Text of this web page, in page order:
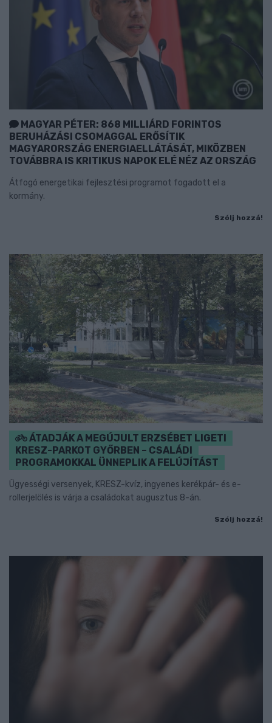
MAGYAR PÉTER: 868 MILLIÁRD FORINTOS
BERUHÁZÁSI CSOMAGGAL ERŐSÍTIK
MAGYARORSZÁG ENERGIAELLÁTÁSÁT, MIKÖZBEN
TOVÁBBRA IS KRITIKUS NAPOK ELÉ NÉZ AZ ORSZÁG
Átfogó energetikai fejlesztési programot fogadott el a
kormány.
Szólj hozzá!
ÁTADJÁK A MEGÚJULT ERZSÉBET LIGETI
KRESZ-PARKOT GYŐRBEN – CSALÁDI
PROGRAMOKKAL ÜNNEPLIK A FELÚJÍTÁST
Ügyességi versenyek, KRESZ-kvíz, ingyenes kerékpár- és e-
rollerjelölés is várja a családokat augusztus 8-án.
Szólj hozzá!